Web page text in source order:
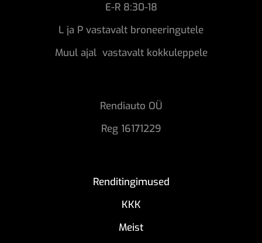
E-R 8:30-18
L ja P vastavalt broneeringutele
Muul ajal vastavalt kokkuleppele
Rendiauto OÜ
Reg 16171229
Renditingimused
KKK
Meist